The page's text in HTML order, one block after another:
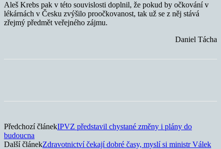
Aleš Krebs pak v této souvislosti doplnil, že pokud by očkování v
lékárnách v Česku zvýšilo proočkovanost, tak už se z něj stává
zřejmý předmět veřejného zájmu.
Daniel Tácha
Předchozí článekIPVZ představil chystané změny i plány do
budoucna
Další článekZdravotnictví čekají dobré časy, myslí si ministr Válek